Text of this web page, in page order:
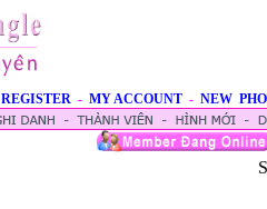
REGISTER - MY ACCOUNT - NEW